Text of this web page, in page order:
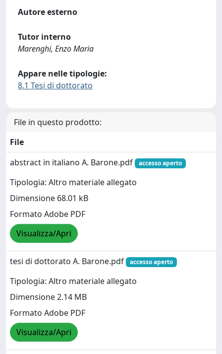
Autore esterno
Tutor interno
Marenghi, Enzo Maria
Appare nelle tipologie:
8.1 Tesi di dottorato
File in questo prodotto:
File
abstract in italiano A. Barone.pdf
accesso aperto
Tipologia: Altro materiale allegato
Dimensione 68.01 kB
Formato Adobe PDF
Visualizza/Apri
tesi di dottorato A. Barone.pdf accesso aperto
Tipologia: Altro materiale allegato
Dimensione 2.14 MB
Formato Adobe PDF
Visualizza/Apri